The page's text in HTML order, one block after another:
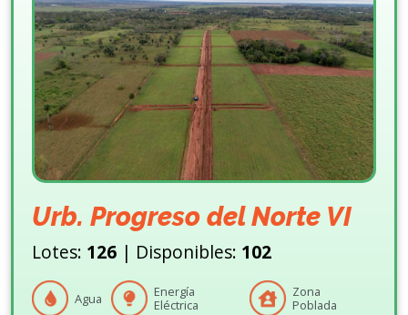
Urb. Progreso del Norte VI
Lotes: 126 | Disponibles: 102
Agua
Energía
Eléctrica
Zona
Poblada